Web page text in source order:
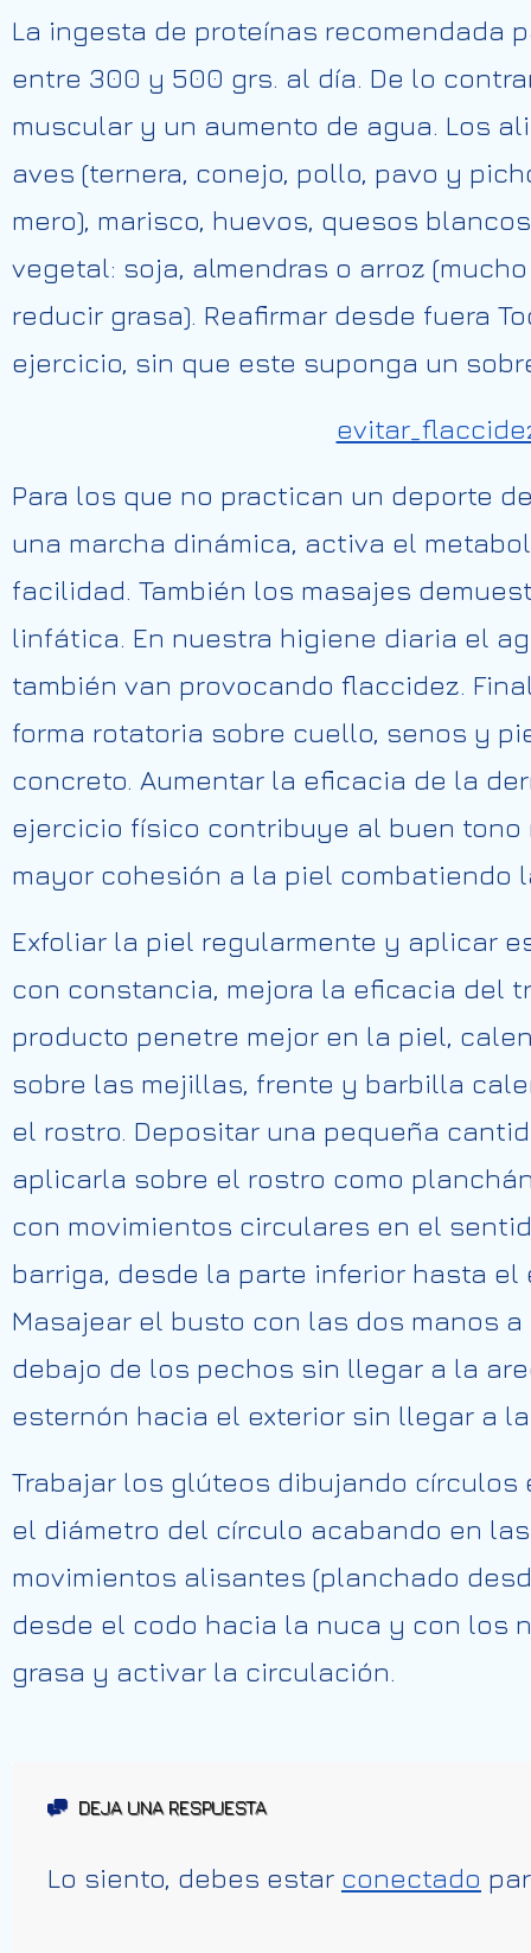
La ingesta de proteínas recomendada
entre 300 y 500 grs. al día. De lo
muscular y un aumento de agua. Los
aves (ternera, conejo, pollo, pavo y
mero), marisco, huevos, quesos
vegetal: soja, almendras o arroz
reducir grasa). Reafirmar desde fuera
ejercicio, sin que este suponga un
Para los que no practican un deporte
una marcha dinámica, activa el
facilidad. También los masajes
linfática. En nuestra higiene diaria el
también van provocando flaccidez.
forma rotatoria sobre cuello, senos y
concreto. Aumentar la eficacia de la
ejercicio físico contribuye al buen
mayor cohesión a la piel combatiendo
Exfoliar la piel regularmente y aplicar
con constancia, mejora la eficacia del
producto penetre mejor en la piel,
sobre las mejillas, frente y barbilla
el rostro. Depositar una pequeña
aplicarla sobre el rostro como
con movimientos circulares en el
barriga, desde la parte inferior hasta el
Masajear el busto con las dos manos
debajo de los pechos sin llegar a la
esternón hacia el exterior sin llegar a
Trabajar los glúteos dibujando
el diámetro del círculo acabando en
movimientos alisantes (planchado
desde el codo hacia la nuca y con los
grasa y activar la circulación.
DEJA UNA RESPUESTA
Lo siento, debes estar conectado